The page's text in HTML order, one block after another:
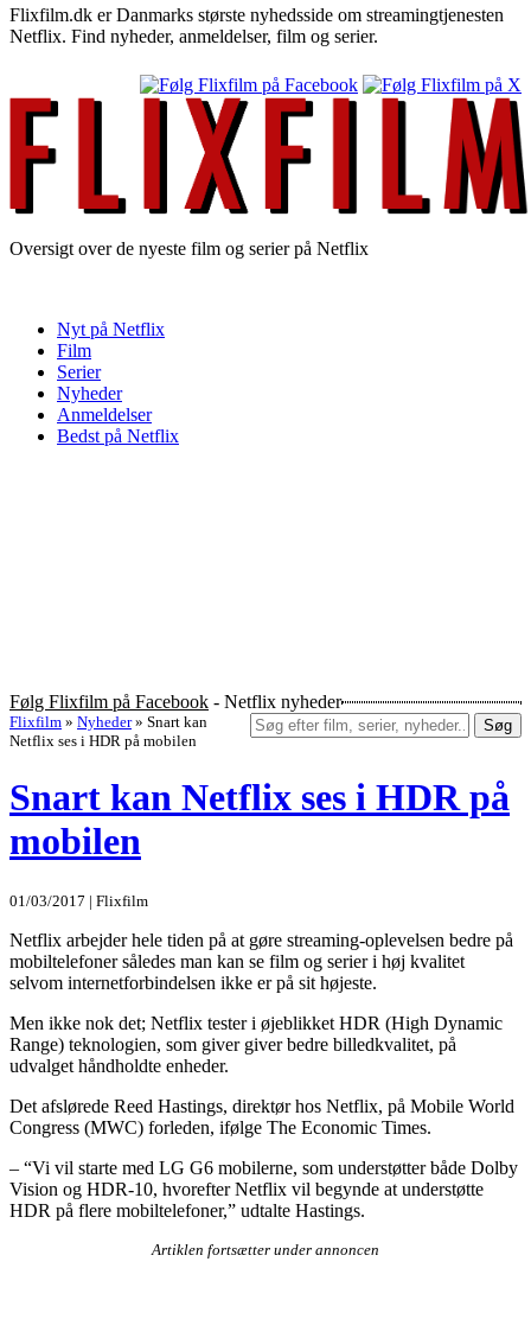
Flixfilm.dk er Danmarks største nyhedsside om streamingtjenesten
Netflix. Find nyheder, anmeldelser, film og serier.
Oversigt over de nyeste film og serier på Netflix
Nyt på Netflix
Film
Serier
Nyheder
Anmeldelser
Bedst på Netflix
Følg Flixfilm på Facebook - Netflix nyheder
Søg
Flixfilm » Nyheder » Snart kan
Netflix ses i HDR på mobilen
Snart kan Netflix ses i HDR på
mobilen
01/03/2017 | Flixfilm
Netflix arbejder hele tiden på at gøre streaming-oplevelsen bedre på
mobiltelefoner således man kan se film og serier i høj kvalitet
selvom internetforbindelsen ikke er på sit højeste.
Men ikke nok det; Netflix tester i øjeblikket HDR (High Dynamic
Range) teknologien, som giver giver bedre billedkvalitet, på
udvalget håndholdte enheder.
Det afslørede Reed Hastings, direktør hos Netflix, på Mobile World
Congress (MWC) forleden, ifølge The Economic Times.
– “Vi vil starte med LG G6 mobilerne, som understøtter både Dolby
Vision og HDR-10, hvorefter Netflix vil begynde at understøtte
HDR på flere mobiltelefoner,” udtalte Hastings.
Artiklen fortsætter under annoncen